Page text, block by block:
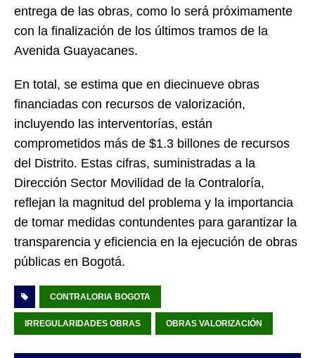
entrega de las obras, como lo será próximamente
con la finalización de los últimos tramos de la
Avenida Guayacanes.
En total, se estima que en diecinueve obras
financiadas con recursos de valorización,
incluyendo las interventorías, están
comprometidos más de $1.3 billones de recursos
del Distrito. Estas cifras, suministradas a la
Dirección Sector Movilidad de la Contraloría,
reflejan la magnitud del problema y la importancia
de tomar medidas contundentes para garantizar la
transparencia y eficiencia en la ejecución de obras
públicas en Bogotá.
CONTRALORIA BOGOTA
IRREGULARIDADES OBRAS OBRAS VALORIZACIÓN